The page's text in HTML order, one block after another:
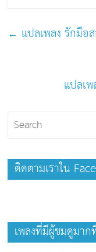
k
← แปลเพลง รักมือ
แปลเ
ติดตามเราใน
เพลงที่มีผู้ชมดูมา